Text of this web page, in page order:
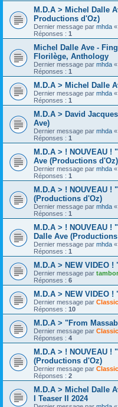
M.D.A > Michel Dalle
Productions d'Oz)
Dernier message par mhda «
Réponses : 1
Michel Dalle Ave -
Florilège, Anthology
Dernier message par mhda «
Réponses : 1
M.D.A > Michel Dalle
Dernier message par mhda «
Réponses : 1
M.D.A > David
Ave)
Dernier message par mhda «
Réponses : 1
M.D.A > ! NOUVEAU
Ave (Productions d'Oz)
Dernier message par mhda «
Réponses : 1
M.D.A > ! NOUVEAU
(Productions d'Oz)
Dernier message par mhda «
Réponses : 1
M.D.A > ! NOUVEAU !
Dalle Ave
Dernier message par mhda «
Réponses : 1
M.D.A > NEW VIDEO
Dernier message par
Réponses : 6
M.D.A > NEW VIDEO
Dernier message par
Réponses : 10
M.D.A > "From
Dernier message par
Réponses : 4
M.D.A > ! NOUVEAU
(Productions d'Oz)
Dernier message par
Réponses : 2
M.D.A > Michel Dalle
I Teaser II 2024